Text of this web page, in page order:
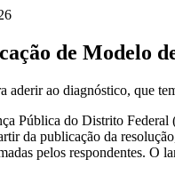
de Modelo
aderir ao diagnóstico, que
Pública do Distrito
da publicação da
pelos respondentes. O